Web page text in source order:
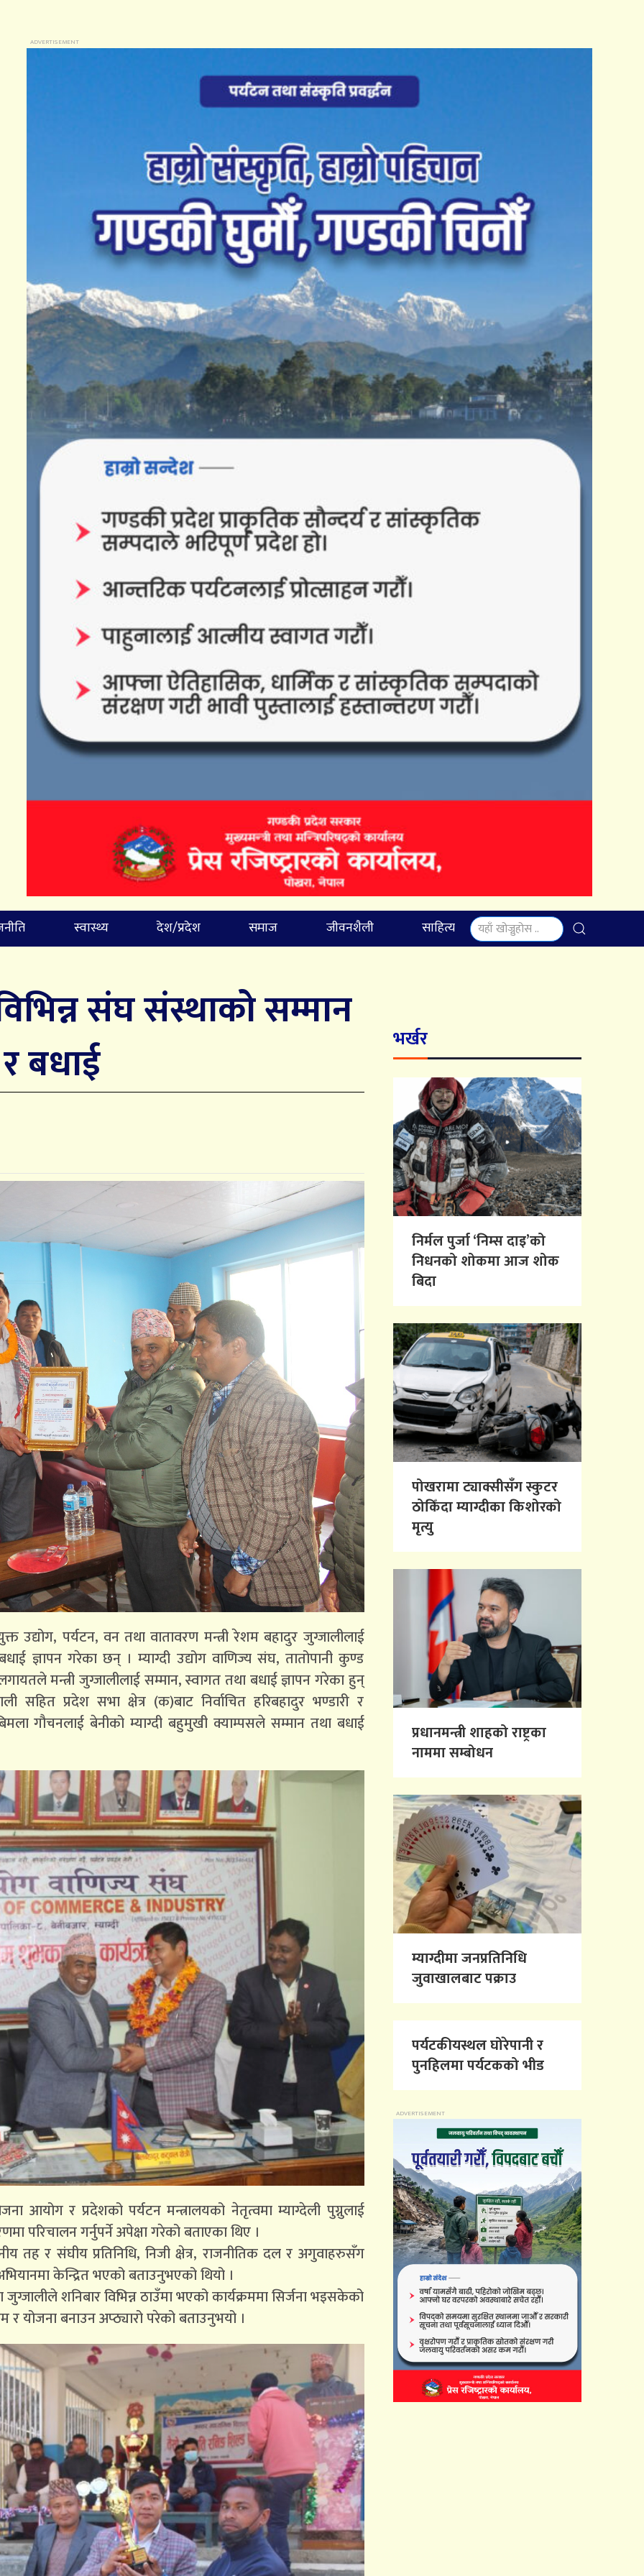
स्वास्थ्य देश/प्रदेश समाज जीवनशैली साहित्य
संघ संस्थाको सम्मान
र बधाई
उद्योग, पर्यटन, वन तथा वातावरण मन्त्री रेशम बहादुर जुग्जालीलाई
ज्ञापन गरेका छन् । म्याग्दी उद्योग वाणिज्य संघ, तातोपानी कुण्ड
मन्त्री जुग्जालीलाई सम्मान, स्वागत तथा बधाई ज्ञापन गरेका हुन्
सहित प्रदेश सभा क्षेत्र (क)बाट निर्वाचित हरिबहादुर भण्डारी र
गौचनलाई बेनीको म्याग्दी बहुमुखी क्याम्पसले सम्मान तथा बधाई
आयोग र प्रदेशको पर्यटन मन्त्रालयको नेतृत्वमा म्याग्देली पुग्नुलाई
परिचालन गर्नुपर्ने अपेक्षा गरेको बताएका थिए ।
तह र संघीय प्रतिनिधि, निजी क्षेत्र, राजनीतिक दल र अगुवाहरुसँग
केन्द्रित भएको बताउनुभएको थियो ।
शनिबार विभिन्न ठाउँमा भएको कार्यक्रममा सिर्जना भइसकेको
र योजना बनाउन अप्ठ्यारो परेको बताउनुभयो ।
भर्खर
निर्मल पुर्जा ‘निम्स दाइ’को
निधनको शोकमा आज शोक
बिदा
पोखरामा ट्याक्सीसँग स्कुटर
ठोकिँदा म्याग्दीका किशोरको
मृत्यु
प्रधानमन्त्री शाहको राष्ट्रका
नाममा सम्बोधन
म्याग्दीमा जनप्रतिनिधि
जुवाखालबाट पक्राउ
पर्यटकीयस्थल घोरेपानी र
पुनहिलमा पर्यटकको भीड